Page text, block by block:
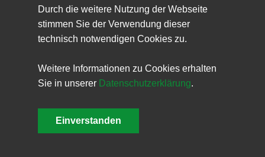
Christine hatte mal ein Zuhause!
# Patenhündin seit April 2026 # Christine
lebt auf der Farm in Portugal
WEITERLESEN
Durch die weitere Nutzung der Webseite
stimmen Sie der Verwendung dieser
technisch notwendigen Cookies zu.
Weitere Informationen zu Cookies erhalten
Sie in unserer Datenschutzerklärung.
Einverstanden